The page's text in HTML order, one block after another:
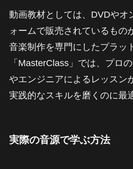
動画教材としては、DVDやオ
ォームで販売されているもの
音楽制作を専門にしたプラッ
「MasterClass」では、プロ
やエンジニアによるレッスン
実践的なスキルを磨くのに最
実際の音源で学ぶ方法